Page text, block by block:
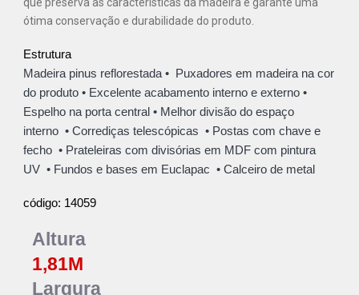
ótima conservação e durabilidade do produto.
Estrutura
Madeira pinus reflorestada • Puxadores em madeira na cor
do produto • Excelente acabamento interno e externo •
Espelho na porta central • Melhor divisão do espaço
interno • Corrediças telescópicas • Postas com chave e
fecho • Prateleiras com divisórias em MDF com pintura
UV • Fundos e bases em Euclapac •Calceiro de metal
código: 14059
Altura
1,81M
Largura